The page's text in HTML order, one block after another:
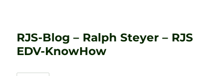
RJS-Blog – Ralph Steyer – RJS
EDV-KnowHow